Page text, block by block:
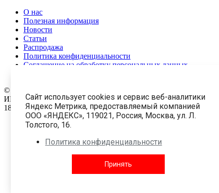
О нас
Полезная информация
Новости
Статьи
Распродажа
Политика конфиденциальности
Соглашение на обработку персональных данных
© 1999-2026 Все права защищены.
ИНН: 9702043058 ОГРН: 1227700282040
18 +
Сайт использует cookies и сервис веб-аналитики
Яндекс Метрика, предоставляемый компанией
ООО «ЯНДЕКС», 119021, Россия, Москва, ул. Л.
Толстого, 16.
Политика конфиденциальности
Принять